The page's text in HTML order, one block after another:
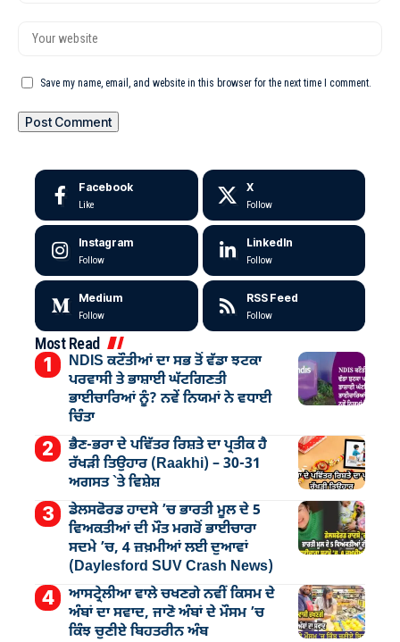
Save my name, email, and website in this browser for the next time I comment.
Facebook
Like
X
Follow
Instagram
Follow
LinkedIn
Follow
Medium
Follow
RSS Feed
Follow
Most Read
NDIS ਕਟੌਤੀਆਂ ਦਾ ਸਭ ਤੋਂ ਵੱਡਾ ਝਟਕਾ
ਪਰਵਾਸੀ ਤੇ ਭਾਸ਼ਾਈ ਘੱਟਗਿਣਤੀ
ਭਾਈਚਾਰਿਆਂ ਨੂੰ? ਨਵੇਂ ਨਿਯਮਾਂ ਨੇ ਵਧਾਈ
ਚਿੰਤਾ
ਭੈਣ-ਭਰਾ ਦੇ ਪਵਿੱਤਰ ਰਿਸ਼ਤੇ ਦਾ ਪ੍ਰਤੀਕ ਹੈ
ਰੱਖੜੀ ਤਿਉਹਾਰ (Raakhi) – 30-31
ਅਗਸਤ `ਤੇ ਵਿਸ਼ੇਸ਼
ਡੇਲਸਫੋਰਡ ਹਾਦਸੇ ’ਚ ਭਾਰਤੀ ਮੂਲ ਦੇ 5
ਵਿਅਕਤੀਆਂ ਦੀ ਮੌਤ ਮਗਰੋਂ ਭਾਈਚਾਰਾ
ਸਦਮੇ ’ਚ, 4 ਜ਼ਖ਼ਮੀਆਂ ਲਈ ਦੁਆਵਾਂ
(Daylesford SUV Crash News)
ਆਸਟ੍ਰੇਲੀਆ ਵਾਲੇ ਚਖਣਗੇ ਨਵੀਂ ਕਿਸਮ ਦੇ
ਅੰਬਾਂ ਦਾ ਸਵਾਦ, ਜਾਣੋ ਅੰਬਾਂ ਦੇ ਮੌਸਮ ’ਚ
ਕਿੰਝ ਚੁਣੀਏ ਬਿਹਤਰੀਨ ਅੰਬ